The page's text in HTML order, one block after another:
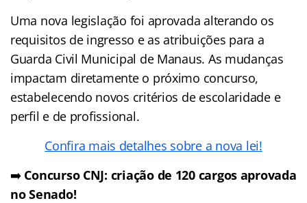
Uma nova legislação foi aprovada alterando os
requisitos de ingresso e as atribuições para a
Guarda Civil Municipal de Manaus. As mudanças
impactam diretamente o próximo concurso,
estabelecendo novos critérios de escolaridade e
perfil e de profissional.
Confira mais detalhes sobre a nova lei!
➡️ Concurso CNJ: criação de 120 cargos aprovada
no Senado!